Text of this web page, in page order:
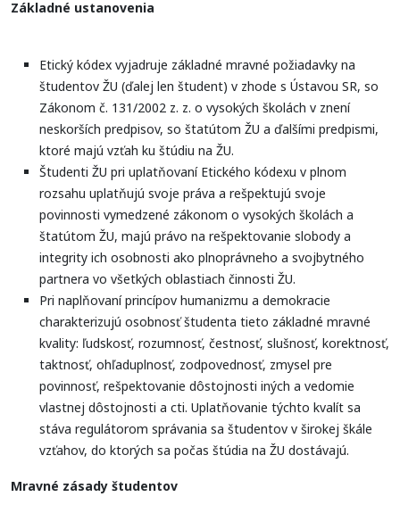
Základné ustanovenia
Etický kódex vyjadruje základné mravné požiadavky na
študentov ŽU (ďalej len študent) v zhode s Ústavou SR, so
Zákonom č. 131/2002 z. z. o vysokých školách v znení
neskorších predpisov, so štatútom ŽU a ďalšími predpismi,
ktoré majú vzťah ku štúdiu na ŽU.
Študenti ŽU pri uplatňovaní Etického kódexu v plnom
rozsahu uplatňujú svoje práva a rešpektujú svoje
povinnosti vymedzené zákonom o vysokých školách a
štatútom ŽU, majú právo na rešpektovanie slobody a
integrity ich osobnosti ako plnoprávneho a svojbytného
partnera vo všetkých oblastiach činnosti ŽU.
Pri naplňovaní princípov humanizmu a demokracie
charakterizujú osobnosť študenta tieto základné mravné
kvality: ľudskosť, rozumnosť, čestnosť, slušnosť, korektnosť,
taktnosť, ohľaduplnosť, zodpovednosť, zmysel pre
povinnosť, rešpektovanie dôstojnosti iných a vedomie
vlastnej dôstojnosti a cti. Uplatňovanie týchto kvalít sa
stáva regulátorom správania sa študentov v širokej škále
vzťahov, do ktorých sa počas štúdia na ŽU dostávajú.
Mravné zásady študentov